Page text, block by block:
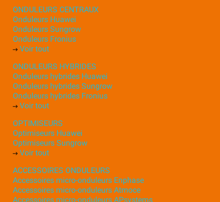
ONDULEURS CENTRAUX
Onduleurs Huawei
Onduleurs Sungrow
Onduleurs Fronius
Voir tout
ONDULEURS HYBRIDES
Onduleurs hybrides Huawei
Onduleurs hybrides Sungrow
Onduleurs hybrides Fronius
Voir tout
OPTIMISEURS
Optimiseurs Huawei
Optimiseurs Sungrow
Voir tout
ACCESSOIRES ONDULEURS
Accessoires micro-onduleurs Enphase
Accessoires micro-onduleurs Atmoce
Accessoires micro-onduleurs APsystems